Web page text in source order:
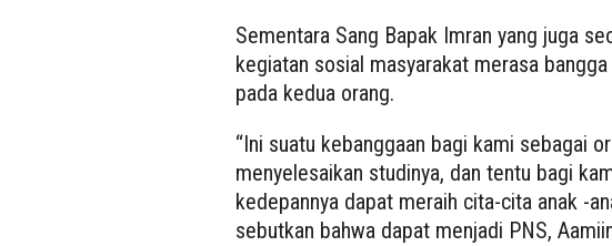
Sementara Sang Bapak Imran yang juga
kegiatan sosial masyarakat merasa
pada kedua orang.
“Ini suatu kebanggaan bagi kami sebagai
menyelesaikan studinya, dan tentu bagi
kedepannya dapat meraih cita-cita anak -
sebutkan bahwa dapat menjadi PNS,